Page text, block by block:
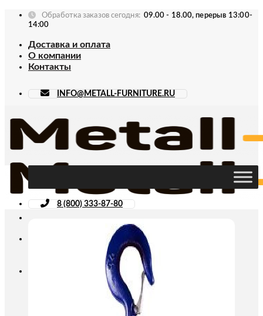
Skip
Обработка заказов сегодня: 09.00 - 18.00, перерыв 13:00-
14:00
Доставка и оплата
О компании
Контакты
INFO@METALL-FURNITURE.RU
8 (800) 333-87-80